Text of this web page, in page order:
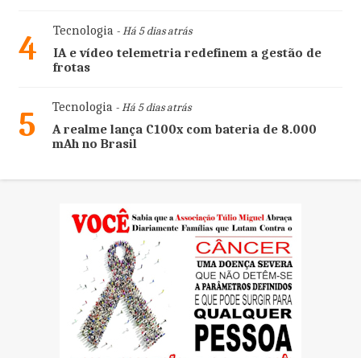
4 Tecnologia- Há 5 dias atrás
IA e vídeo telemetria redefinem a gestão de
frotas
5 Tecnologia- Há 5 dias atrás
A realme lança C100x com bateria de 8.000
mAh no Brasil